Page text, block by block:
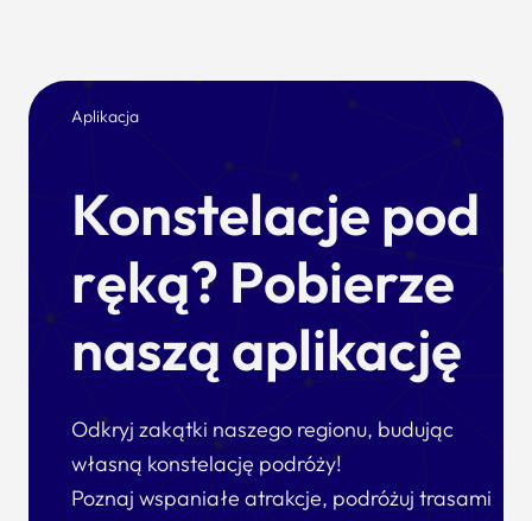
Aplikacja
Konstelacje pod
ręką? Pobierze
naszą aplikację
Odkryj zakątki naszego regionu, budując
własną konstelację podróży!
Poznaj wspaniałe atrakcje, podróżuj trasami